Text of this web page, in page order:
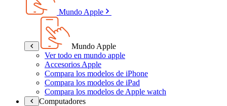
Mundo Apple
Mundo Apple
Ver todo en mundo apple
Accesorios Apple
Compara los modelos de iPhone
Compara los modelos de iPad
Compara los modelos de Apple watch
Computadores